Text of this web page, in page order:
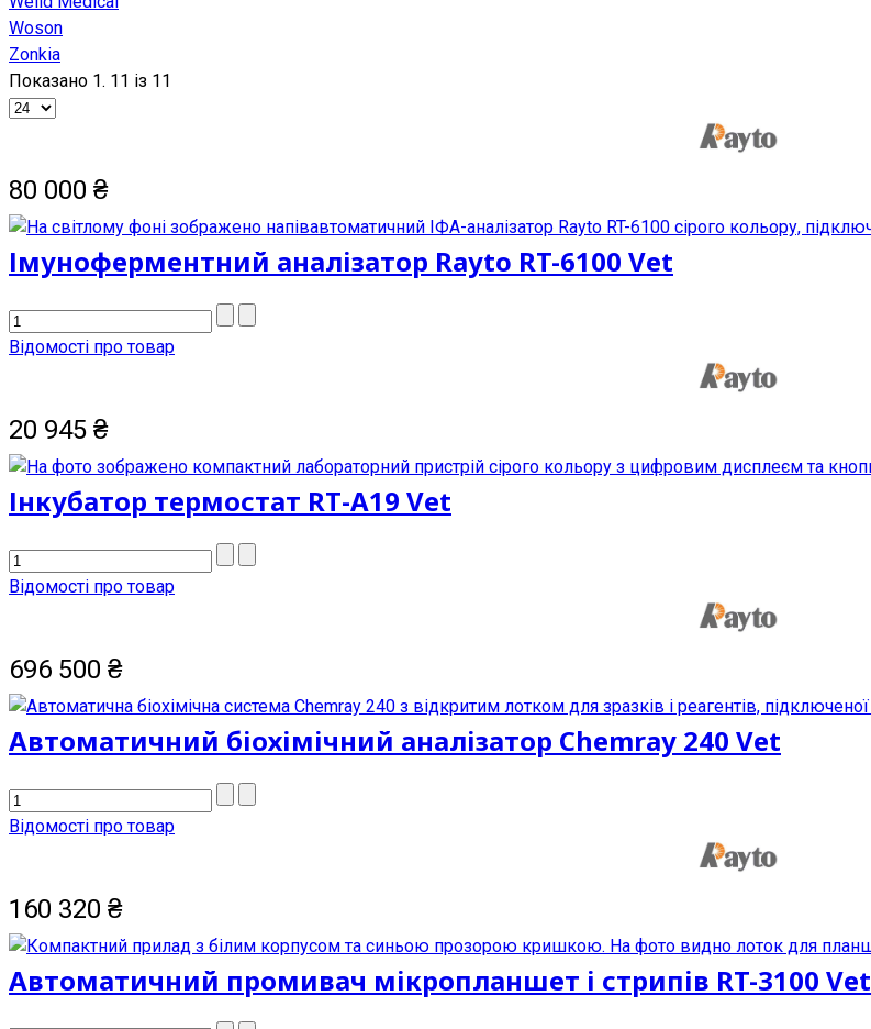
Woson
Zonkia
Показано 1. 11 із 11
80 000 ₴
Імуноферментний аналізатор Rayto RT-6100 Vet
Відомості про товар
20 945 ₴
Інкубатор термостат RТ-A19 Vet
Відомості про товар
696 500 ₴
Автоматичний біохімічний аналізатор Chemray 240 Vet
Відомості про товар
160 320 ₴
Автоматичний промивач мікропланшет і стрипів RT-3100 Vet